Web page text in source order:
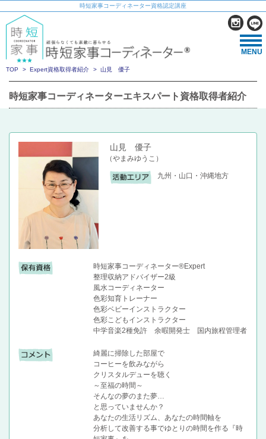
時短家事コーディネーター資格認定講座
MENU
TOP Expert資格取得者紹介 山見 優子
時短家事コーディネーターエキスパート資格取得者紹介
山見 優子
（やまみゆうこ）
九州・山口・沖縄地方
時短家事コーディネーター®Expert
整理収納アドバイザー2級
風水コーディネーター
色彩知育トレーナー
色彩ベビーインストラクター
色彩こどもインストラクター
中学音楽2種免許 余暇開発士 国内旅程管理者
綺麗に掃除した部屋で
コーヒーを飲みながら
クリスタルデューを聴く
～至福の時間～
そんなの夢のまた夢…
と思っていませんか？
あなたの生活リズム、あなたの時間軸を
分析して改善する事でゆとりの時間を作る『時